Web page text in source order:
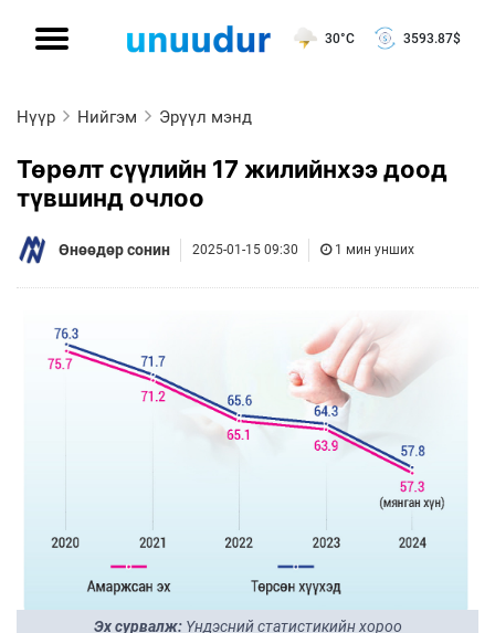
30°C 3593.87$
Нүүр Нийгэм Эрүүл мэнд
Төрөлт сүүлийн 17 жилийнхээ доод
түвшинд очлоо
Өнөөдөр сонин 2025-01-15 09:30 1 мин унших
Эх сурвалж: Үндэсний статистикийн хороо